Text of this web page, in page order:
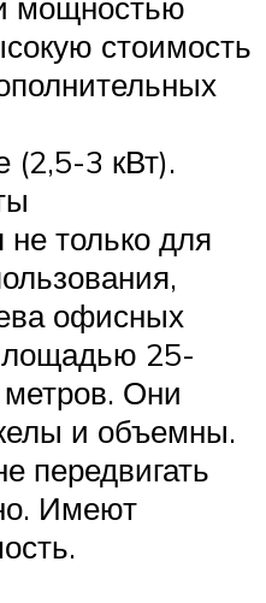
стоимость
3 кВт).
только для
офисных
25-
Они
и объемны.
передвигать
Имеют